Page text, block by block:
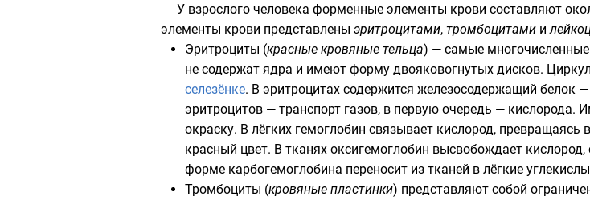
У взрослого человека форменные элементы крови составляют
элементы крови представлены эритроцитами, тромбоцитами и
Эритроциты (красные кровяные тельца) — самые
не содержат ядра и имеют форму двояковогнутых дисков.
селезёнке. В эритроцитах содержится железосодержащий белок —
эритроцитов — транспорт газов, в первую очередь — кислорода.
окраску. В лёгких гемоглобин связывает кислород, превращаясь в
красный цвет. В тканях оксигемоглобин высвобождает
форме карбогемоглобина переносит из тканей в лёгкие
Тромбоциты (кровяные пластинки) представляют собой